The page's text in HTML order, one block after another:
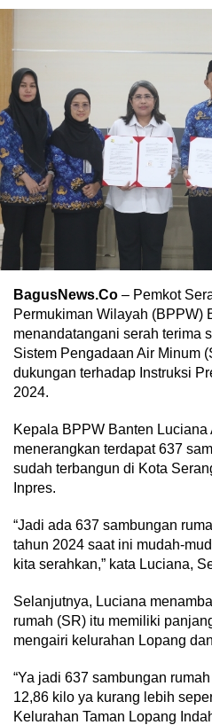
BagusNews.Co – Pemkot
Permukiman Wilayah (BPPW)
menandatangani serah terima
Sistem Pengadaan Air Minum
dukungan terhadap Instruksi
2024.
Kepala BPPW Banten Luciana
menerangkan terdapat 637
sudah terbangun di Kota
Inpres.
“Jadi ada 637 sambungan
tahun 2024 saat ini mudah-
kita serahkan,” kata Luciana,
Selanjutnya, Luciana
rumah (SR) itu memiliki
mengairi kelurahan Lopang
“Ya jadi 637 sambungan
12,86 kilo ya kurang lebih
Kelurahan Taman Lopang